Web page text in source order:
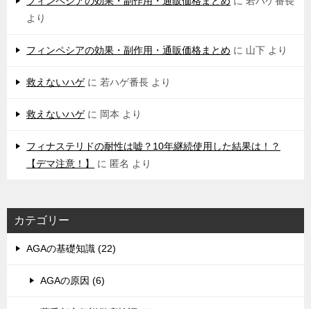
より
フィンペシアの効果・副作用・通販価格まとめ に 山下 より
救えないハゲに 若ハゲ番長 より
救えないハゲに 岡本 より
フィナステリドの耐性は嘘？10年継続使用した結果は！？
【デマ注意！】
に 匿名 より
カテゴリー
AGAの基礎知識 (22)
AGAの原因 (6)